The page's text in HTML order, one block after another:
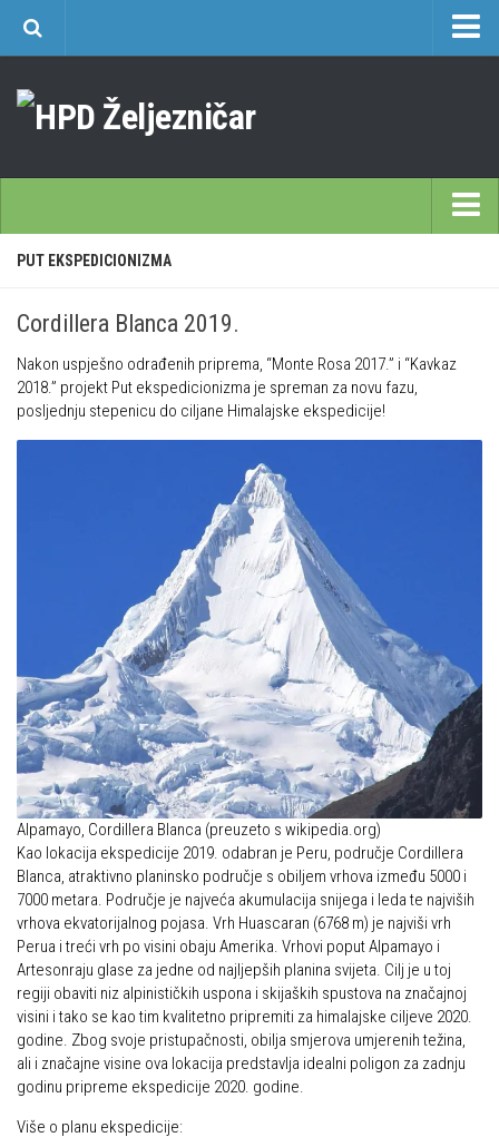
Učlanjenje
Kontakt
Novosti u SDI-u
Izvješća SDI-a
Plan izleta Obiteljske sekcije za 2026. godinu
Izvješća s izleta Obiteljske sekcije
Pruži mi ruku – OSI
OSI Novosti
Izleti
Izvješća s izleta OSI
Visokogorci
Novosti SVP
Povijest SVP
Izvješća s izleta SVP
Speleolozi
Alpinisti
Skijaši
Početna
Opća planinarska škola 9. 3. – 17. 5. 2026.
Često postavljana pitanja
Visokogorska škola
Alpinistička škola
Speleološka škola HPD Željezničar
Špiljama Lijepe Naše
Hrvatske planinarske kuće
50 vrhova za 50 godina društva
Od vrha do vrha
4 godišnja doba na Oštrcu
Beži Jankec
Pohodi
Noćni pohod na Oštrc
Dragojlinom stazom na Okić
Dan Željezničara na Oštrcu
Putopisi
Put ekspedicionizma
Ojos del Salado
Slavko Patačko
Tomislav Zoričić – Tom
PUT EKSPEDICIONIZMA
Cordillera Blanca 2019.
Nakon uspješno odrađenih priprema, “Monte Rosa 2017.” i “Kavkaz
2018.” projekt Put ekspedicionizma je spreman za novu fazu,
posljednju stepenicu do ciljane Himalajske ekspedicije!
Alpamayo, Cordillera Blanca (preuzeto s wikipedia.org)
Kao lokacija ekspedicije 2019. odabran je Peru, područje Cordillera
Blanca, atraktivno planinsko područje s obiljem vrhova između 5000 i
7000 metara. Područje je najveća akumulacija snijega i leda te najviših
vrhova ekvatorijalnog pojasa. Vrh Huascaran (6768 m) je najviši vrh
Perua i treći vrh po visini obaju Amerika. Vrhovi poput Alpamayo i
Artesonraju glase za jedne od najljepših planina svijeta. Cilj je u toj
regiji obaviti niz alpinističkih uspona i skijaških spustova na značajnoj
visini i tako se kao tim kvalitetno pripremiti za himalajske ciljeve 2020.
godine. Zbog svoje pristupačnosti, obilja smjerova umjerenih težina,
ali i značajne visine ova lokacija predstavlja idealni poligon za zadnju
godinu pripreme ekspedicije 2020. godine.
Više o planu ekspedicije: